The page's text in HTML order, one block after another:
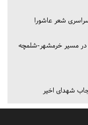
شعر عاشورا
در مسیر خرمشهر-شلمچه
شهدای اخیر